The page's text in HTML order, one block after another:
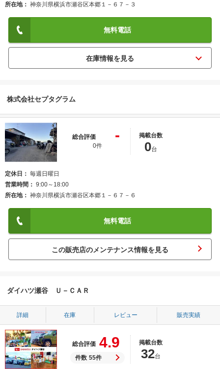
所在地
神奈川県横浜市瀬谷区本郷１－６７－３
無料電話
株式会社セプタグラム
総合評価 -
0件
掲載台数
0台
定休日
毎週日曜日
営業時間
9:00～18:00
所在地
神奈川県横浜市瀬谷区本郷１－６７－６
無料電話
この販売店のメンテナンス情報を見る
ダイハツ瀬谷 Ｕ－ＣＡＲ
詳細 在庫 レビュー 販売実績
総合評価 4.9
件数 55件
掲載台数
32台